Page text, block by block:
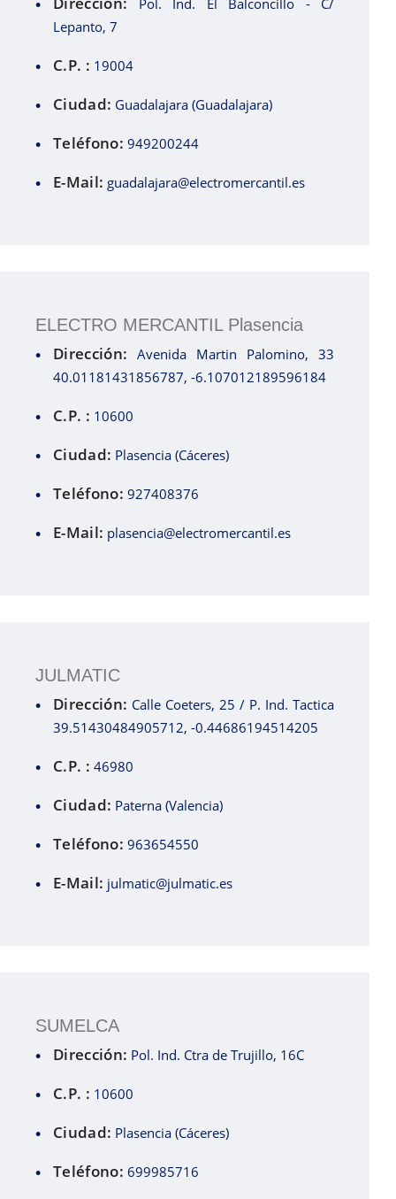
Pol. Ind. El Balconcillo - C/
Lepanto, 7
C.P. : 19004
Ciudad: Guadalajara (Guadalajara)
Teléfono: 949200244
E-Mail: guadalajara@electromercantil.es
ELECTRO MERCANTIL Plasencia
Dirección: Avenida Martin Palomino, 33
40.01181431856787, -6.107012189596184
C.P. : 10600
Ciudad: Plasencia (Cáceres)
Teléfono: 927408376
E-Mail: plasencia@electromercantil.es
JULMATIC
Dirección: Calle Coeters, 25 / P. Ind. Tactica
39.51430484905712, -0.44686194514205
C.P. : 46980
Ciudad: Paterna (Valencia)
Teléfono: 963654550
E-Mail: julmatic@julmatic.es
SUMELCA
Dirección: Pol. Ind. Ctra de Trujillo, 16C
C.P. : 10600
Ciudad: Plasencia (Cáceres)
Teléfono: 699985716